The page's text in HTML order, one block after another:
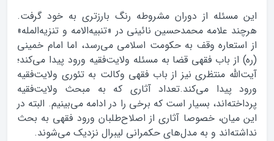
این مسئله از دوران مشروطه رنگ بارزتری به خود گرفت.
هرچند علامه محمدحسین نائینی در «تنبیه‌الامه و تنزیه‌المله»
از استعاره وقف به حکومت اسلامی می‌رسد، اما امام خمینی
(ره) از باب فقهی قضا به مسئله ولایت‌فقیه ورود پیدا می‌کند؛
آیت‌الله منتظری نیز از باب فقهی وکالت به تئوری ولایت‌فقیه
ورود پیدا می‌کند.تعداد آثاری که به مبحث ولایت‌فقیه
پرداخته‌اند، بسیار است که برخی را در ادامه می‌بینیم. البته در
این میان، خصوصا آثاری از اصلاح‌طلبان ورود فقهی به بحث
نداشته‌اند و به مدل‌های حکمرانی لیبرال نزدیک می‌شوند.